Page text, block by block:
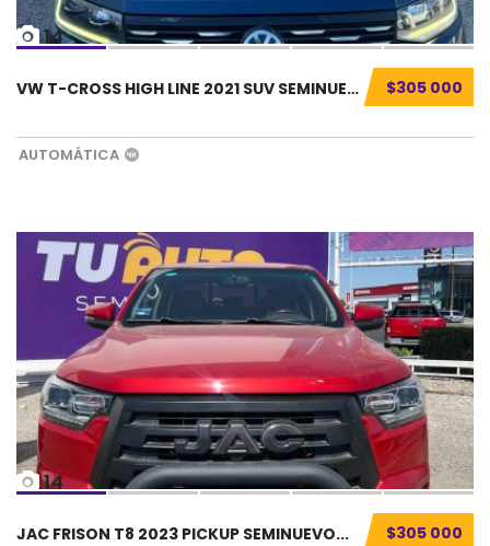
14
$305 000
VW T-CROSS HIGH LINE 2021 SUV SEMINUEVO...
AUTOMÁTICA
14
$305 000
JAC FRISON T8 2023 PICKUP SEMINUEVO...